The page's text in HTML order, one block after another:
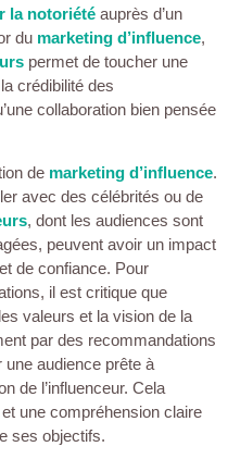
la notoriété auprès d’un
du marketing d’influence,
permet de toucher une
crédibilité des
collaboration bien pensée
de marketing d’influence.
avec des célébrités ou de
, dont les audiences sont
peuvent avoir un impact
de confiance. Pour
il est critique que
valeurs et la vision de la
par des recommandations
audience prête à
de l’influenceur. Cela
une compréhension claire
ses objectifs.